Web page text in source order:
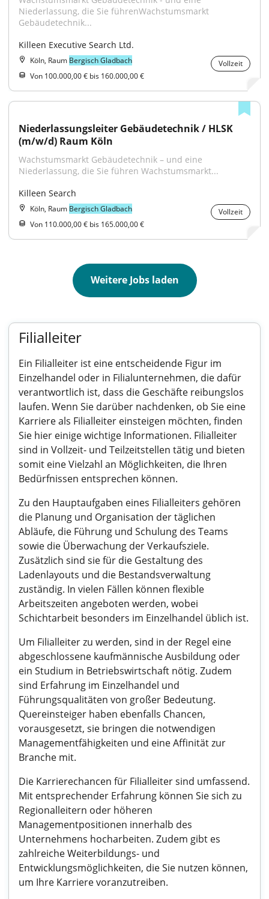
Niederlassung, die Sie führenWachstumsmarkt
Gebäudetechnik...
Killeen Executive Search Ltd.
Köln, Raum Bergisch Gladbach
Vollzeit
Von 100.000,00 € bis 160.000,00 €
Niederlassungsleiter Gebäudetechnik / HLSK
(m/w/d) Raum Köln
Wachstumsmarkt Gebäudetechnik – und eine
Niederlassung, die Sie führen Wachstumsmarkt...
Killeen Search
Köln, Raum Bergisch Gladbach
Vollzeit
Von 110.000,00 € bis 165.000,00 €
Weitere Jobs laden
Filialleiter
Ein Filialleiter ist eine entscheidende Figur im
Einzelhandel oder in Filialunternehmen, die dafür
verantwortlich ist, dass die Geschäfte reibungslos
laufen. Wenn Sie darüber nachdenken, ob Sie eine
Karriere als Filialleiter einsteigen möchten, finden
Sie hier einige wichtige Informationen. Filialleiter
sind in Vollzeit- und Teilzeitstellen tätig und bieten
somit eine Vielzahl an Möglichkeiten, die Ihren
Bedürfnissen entsprechen können.
Zu den Hauptaufgaben eines Filialleiters gehören
die Planung und Organisation der täglichen
Abläufe, die Führung und Schulung des Teams
sowie die Überwachung der Verkaufsziele.
Zusätzlich sind sie für die Gestaltung des
Ladenlayouts und die Bestandsverwaltung
zuständig. In vielen Fällen können flexible
Arbeitszeiten angeboten werden, wobei
Schichtarbeit besonders im Einzelhandel üblich ist.
Um Filialleiter zu werden, sind in der Regel eine
abgeschlossene kaufmännische Ausbildung oder
ein Studium in Betriebswirtschaft nötig. Zudem
sind Erfahrung im Einzelhandel und
Führungsqualitäten von großer Bedeutung.
Quereinsteiger haben ebenfalls Chancen,
vorausgesetzt, sie bringen die notwendigen
Managementfähigkeiten und eine Affinität zur
Branche mit.
Die Karrierechancen für Filialleiter sind umfassend.
Mit entsprechender Erfahrung können Sie sich zu
Regionalleitern oder höheren
Managementpositionen innerhalb des
Unternehmens hocharbeiten. Zudem gibt es
zahlreiche Weiterbildungs- und
Entwicklungsmöglichkeiten, die Sie nutzen können,
um Ihre Karriere voranzutreiben.